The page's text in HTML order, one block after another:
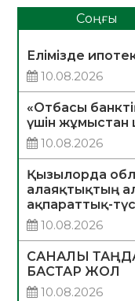
Соңғы
Елімізде
10.08.2026
«Отбасы
үшін жұмыстан
10.08.2026
Қызылорда
алаяқтықтың
ақпараттық-
10.08.2026
САНАЛЫ
БАСТАР ЖОЛ
10.08.2026